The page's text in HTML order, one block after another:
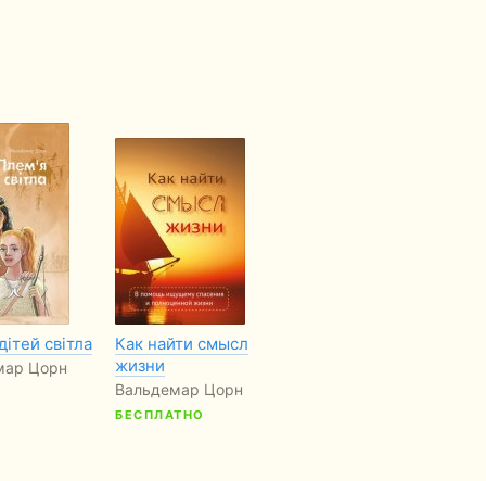
світла
Цорн
Как найти смысл
жизни
Вальдемар Цорн
БЕСПЛАТНО